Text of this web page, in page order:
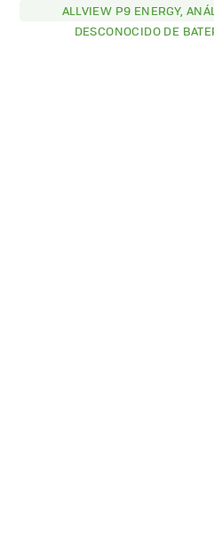
ALLVIEW P9 ENERGY,
DESCONOCIDO DE